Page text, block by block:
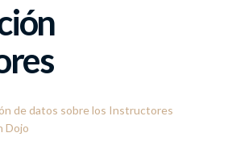
de datos sobre los Instructores
Dojo